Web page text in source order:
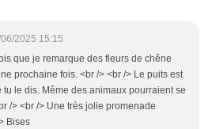
2025 15:15
que je remarque des fleurs de chêne
prochaine fois. <br /> <br /> Le puits est
le dis. Même des animaux pourraient se
/> <br /> Une très jolie promenade
Bises